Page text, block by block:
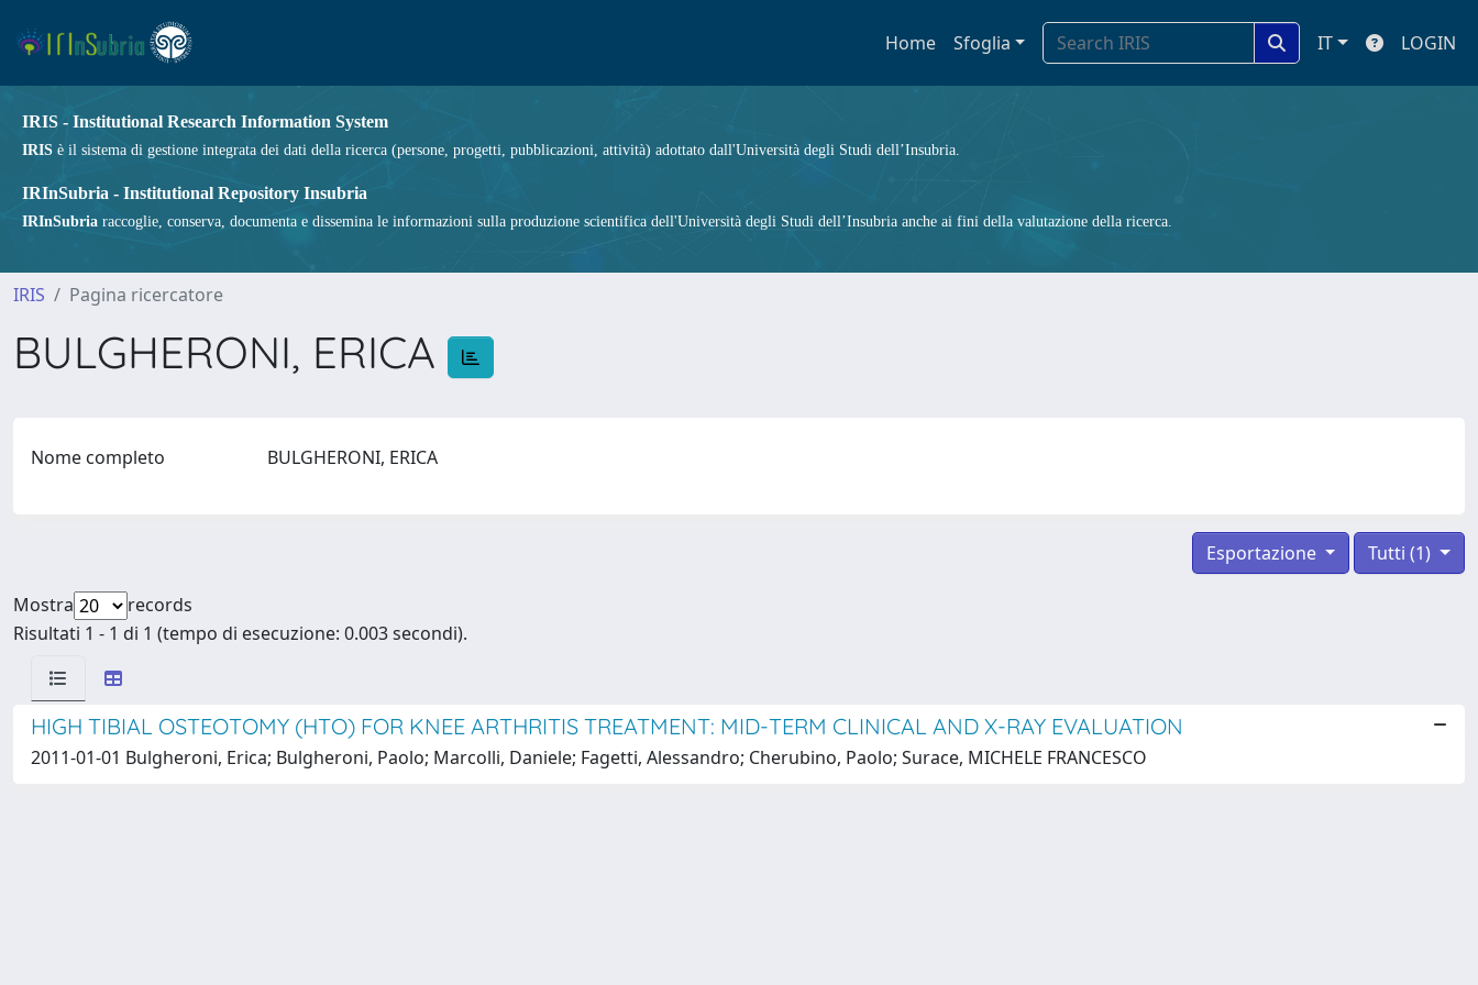
Home Sfoglia IT LOGIN
IRIS - Institutional Research Information System
IRIS è il sistema di gestione integrata dei dati della ricerca (persone, progetti, pubblicazioni, attività) adottato dall'Università degli Studi dell’Insubria.
IRInSubria - Institutional Repository Insubria
IRInSubria raccoglie, conserva, documenta e dissemina le informazioni sulla produzione scientifica dell'Università degli Studi dell’Insubria anche ai fini della valutazione della ricerca.
IRIS Pagina ricercatore
BULGHERONI, ERICA
Nome completo BULGHERONI, ERICA
Tutti (1)
Esportazione
Mostra
records
Risultati 1 - 1 di 1 (tempo di esecuzione: 0.003 secondi).
HIGH TIBIAL OSTEOTOMY (HTO) FOR KNEE ARTHRITIS TREATMENT: MID-TERM CLINICAL AND X-RAY EVALUATION
2011-01-01 Bulgheroni, Erica; Bulgheroni, Paolo; Marcolli, Daniele; Fagetti, Alessandro; Cherubino, Paolo; Surace, MICHELE FRANCESCO